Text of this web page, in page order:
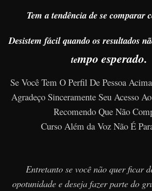
Tem a tendência de se comparar
Desistem fácil quando os resultados
tempo esperado.
Se Você Tem O Perfil De Pessoa
Agradeço Sinceramente Seu Acesso
Recomendo Que Não
Curso Além da Voz Não É
Entretanto se você não quer ficar
opotunidade e deseja fazer parte do